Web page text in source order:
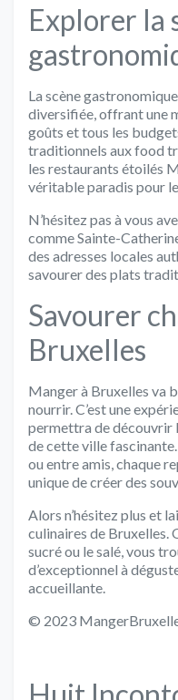
Explorer la
La scène
diversifiée, offrant une
goûts et tous les
traditionnels aux food
les restaurants étoilés
véritable paradis pour
N’hésitez pas à vous
comme Sainte-
des adresses locales
savourer des plats
Savourer
Bruxelles
Manger à Bruxelles va
nourrir. C’est une
permettra de découvrir
de cette ville
ou entre amis, chaque
unique de créer des
Alors n’hésitez plus et
culinaires de Bruxelles.
sucré ou le salé, vous
d’exceptionnel à
accueillante.
© 2023